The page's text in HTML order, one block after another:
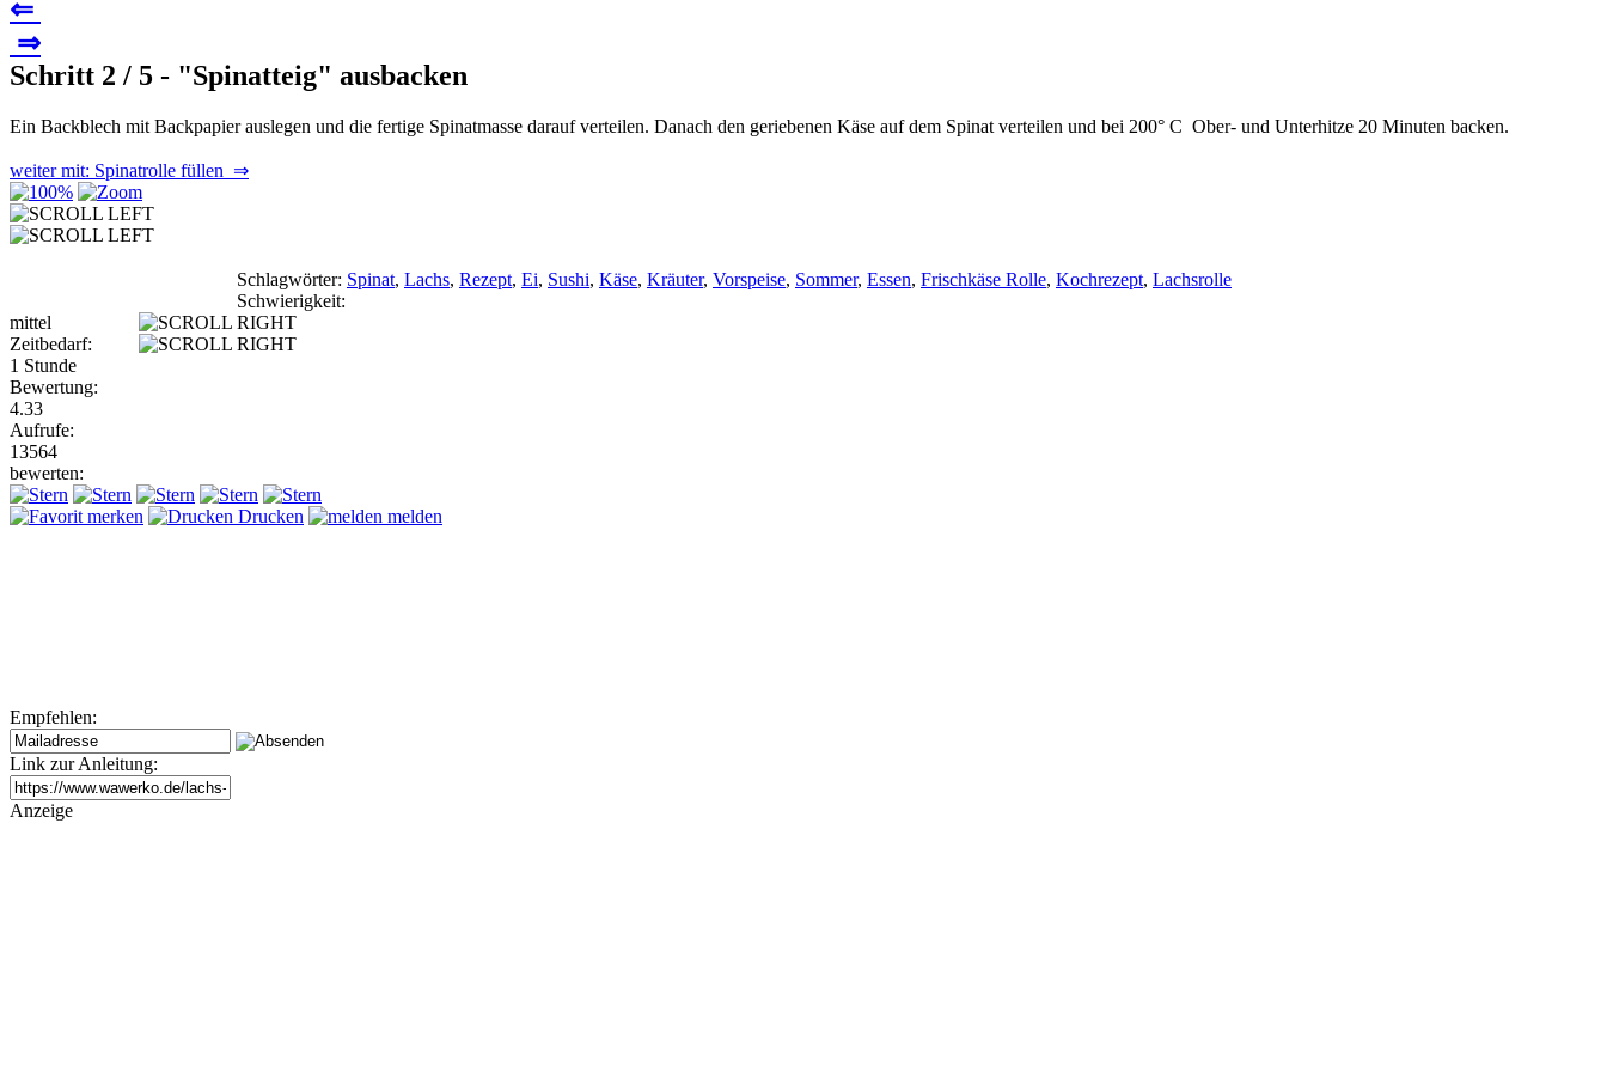
⇐
⇒
Schritt 2 / 5 - "Spinatteig" ausbacken
Ein Backblech mit Backpapier auslegen und die fertige Spinatmasse darauf verteilen. Danach den geriebenen Käse auf dem Spinat verteilen und bei 200° C Ober- und Unterhitze 20 Minuten backen.
weiter mit: Spinatrolle füllen ⇒
Schlagwörter: Spinat, Lachs, Rezept, Ei, Sushi, Käse, Kräuter, Vorspeise, Sommer, Essen, Frischkäse Rolle, Kochrezept, Lachsrolle
Schwierigkeit:
mittel
Zeitbedarf:
1 Stunde
Bewertung:
4.33
Aufrufe:
13564
bewerten:
merken Drucken melden
Empfehlen:
Link zur Anleitung:
Anzeige